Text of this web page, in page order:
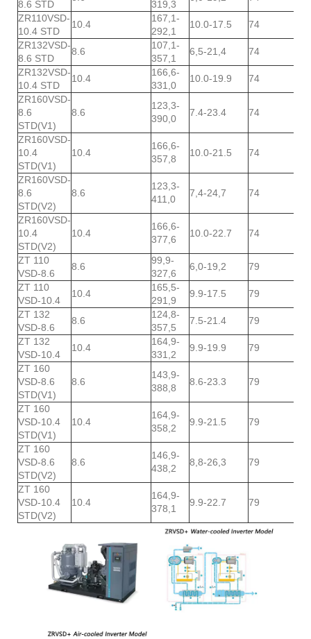
8.6 STD 319,3
ZR110VSD-
10.4 STD
10.4
167,1-
292,1
10.0-17.5 74
ZR132VSD-
8.6 STD
8.6
107,1-
357,1
6,5-21,4 74
ZR132VSD-
10.4 STD
10.4
166,6-
331,0
10.0-19.9 74
ZR160VSD-
8.6
STD(V1)
8.6
123,3-
390,0
7.4-23.4 74
ZR160VSD-
10.4
STD(V1)
10.4
166,6-
357,8
10.0-21.5 74
ZR160VSD-
8.6
STD(V2)
8.6
123,3-
411,0
7,4-24,7 74
ZR160VSD-
10.4
STD(V2)
10.4
166,6-
377,6
10.0-22.7 74
ZT 110
VSD-8.6
8.6
99,9-
327,6
6,0-19,2 79
ZT 110
VSD-10.4
10.4
165,5-
291,9
9.9-17.5 79
ZT 132
VSD-8.6
8.6
124,8-
357,5
7.5-21.4 79
ZT 132
VSD-10.4
10.4
164,9-
331,2
9.9-19.9 79
ZT 160
VSD-8.6
STD(V1)
8.6
143,9-
388,8
8.6-23.3 79
ZT 160
VSD-10.4
STD(V1)
10.4
164,9-
358,2
9.9-21.5 79
ZT 160
VSD-8.6
STD(V2)
8.6
146,9-
438,2
8,8-26,3 79
ZT 160
VSD-10.4
STD(V2)
10.4
164,9-
378,1
9.9-22.7 79